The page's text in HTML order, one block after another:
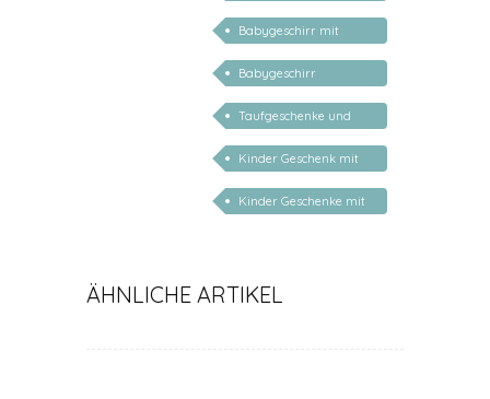
personalisiert
Babygeschirr mit
Name
Babygeschirr
personalisiert
Taufgeschenke und
Geschenke zur Geburt
Kinder Geschenk mit
Namen
Kinder Geschenke mit
ÄHNLICHE ARTIKEL